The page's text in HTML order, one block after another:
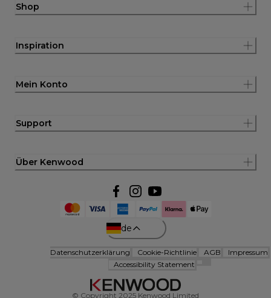
Shop
Inspiration
Mein Konto
Support
Über Kenwood
de
Datenschutzerklärung Cookie-Richtlinie AGB
Impressum
Accessibility Statement
© Copyright 2025 Kenwood Limited